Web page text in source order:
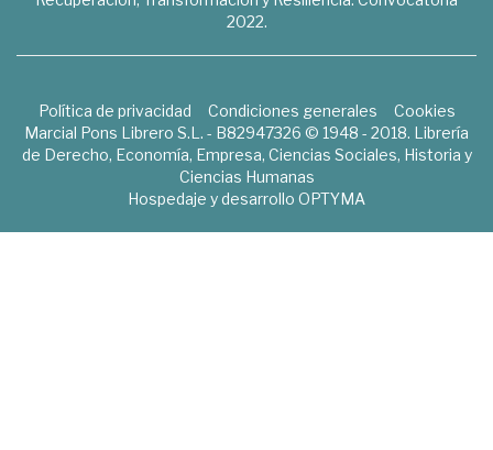
2022.
Política de privacidad Condiciones generales
Cookies
Marcial Pons Librero S.L. - B82947326 © 1948 - 2018. Librería
de Derecho, Economía, Empresa, Ciencias Sociales, Historia y
Ciencias Humanas
Hospedaje y desarrollo OPTYMA